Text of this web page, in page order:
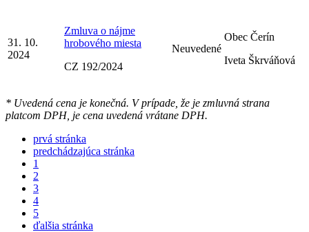
31. 10.
2024
Zmluva o nájme
hrobového miesta
CZ 192/2024
Neuvedené
Obec Čerín
Iveta Škrváňová
* Uvedená cena je konečná. V prípade, že je zmluvná strana
platcom DPH, je cena uvedená vrátane DPH.
prvá stránka
predchádzajúca stránka
1
2
3
4
5
ďalšia stránka